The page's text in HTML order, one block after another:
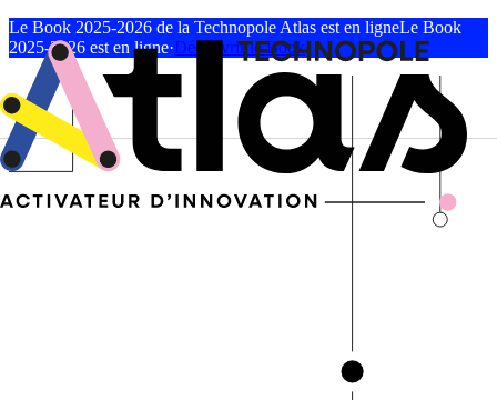
Le Book 2025-2026 de la Technopole Atlas est en ligneLe Book
2025-2026 est en ligne·Découvrir le Book